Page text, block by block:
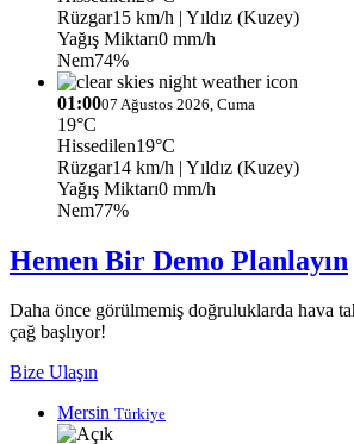
Rüzgar15 km/h | Yıldız (Kuzey)
Yağış Miktarı0 mm/h
Nem74%
01:0007 Ağustos 2026, Cuma
19°C
Hissedilen19°C
Rüzgar14 km/h | Yıldız (Kuzey)
Yağış Miktarı0 mm/h
Nem77%
Hemen Bir Demo Planlayın
Daha önce görülmemiş doğruluklarda hava
çağ başlıyor!
Bize Ulaşın
Mersin Türkiye